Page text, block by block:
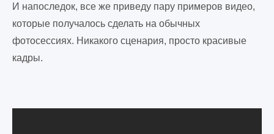
И напоследок, все же приведу пару примеров видео,
которые получалось сделать на обычных
фотосессиях. Никакого сценария, просто красивые
кадры.